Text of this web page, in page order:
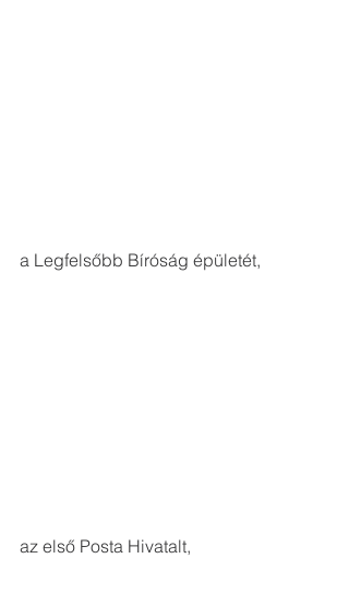
a Legfelsőbb Bíróság épületét,
az első Posta Hivatalt,